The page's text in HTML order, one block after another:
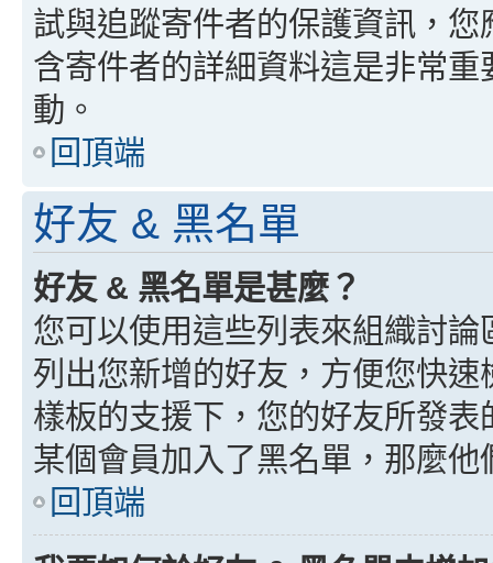
試與追蹤寄件者的保護資訊，
含寄件者的詳細資料這是非常
動。
回頂端
好友 & 黑名單
好友 & 黑名單是甚麼？
您可以使用這些列表來組織討
列出您新增的好友，方便您快
樣板的支援下，您的好友所發
某個會員加入了黑名單，那麼
回頂端